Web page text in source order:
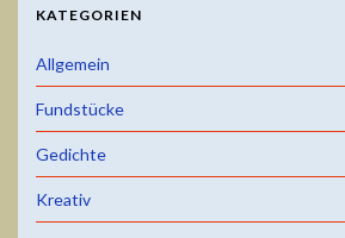
KATEGORIEN
Allgemein
Fundstücke
Gedichte
Kreativ